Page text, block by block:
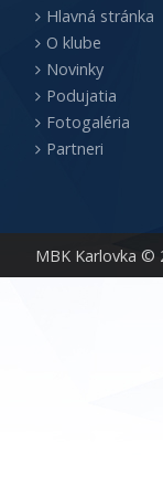
MBK Karlovka ©
Hlavná stránka
O klube
Novinky
Podujatia
Fotogaléria
Partneri